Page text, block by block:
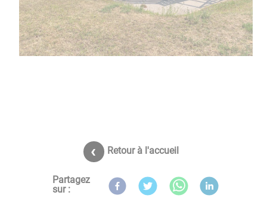
Retour à l'accueil
Partagez
sur :